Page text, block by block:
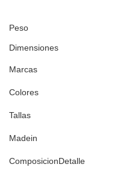
Peso
Dimensiones
Marcas
Colores
Tallas
Madein
ComposicionDetalle